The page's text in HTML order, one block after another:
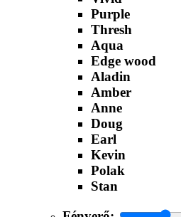
Purple
Thresh
Aqua
Edge wood
Aladin
Amber
Anne
Doug
Earl
Kevin
Polak
Stan